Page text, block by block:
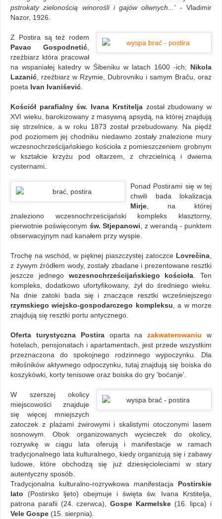
pstrokaty zielonością winorośli i gajów oliwnych...' - Vladimir
Nazor, 1926.
Z Postira są też rodem
Pavao Gospodnetić
rzeźbiarz która pracował
na wspaniałej katedry w Śibeniku w latach 1600 -ich; Nikola
Lazanić , rzeźbiarz w Rzymie, Dubrovniku i samym Braču, oraz
poeta Ivan Ivaniśević
Kościół parafialny św. Ivana Krstiteljazostał zbudowany w
XVI wieku, barokizowany z masywną apsydą, na której znajdują
się strzelnice, a w roku 1873 został przebudowany. Na piędź
pod poziomem jej chodniku niedawno zostały znalezione mury
wczesnochrześcijańskiego kościoła z pomieszczeniem grobnym
w kształcie krzyżu pod ołtarzem, z chrzcielnicą i dwiema
cysternami.
Ponad Postirami się w tej
chwili bada lokalizacja
Mirje , na której
znaleziono wczesnochrześcijański kompleks klasztorny,
pierwotnie poświęconym św. Stjepanowi , z werandą - punktem
obserwacyjnym nad kanałem przy wyspie.
Trochę na wschód, w pięknej piaszczystej zatoczce Lovrečina
z żywym źródłem wody, zostały zbadane i prezentowane resztki
jeszcze jednego wczesnochrześcijańskiego kościoła . Ten
kompleks, dodatkowo ufortyfikowany, żył do średniego wieku.
Na dnie zatoki bada się i znaczące resztki wcześniejszego
rzymskiego wiejsko-gospodarczego kompleksu , a w morze
znajdują się resztki portu antycznego.
Oferta turystyczna Postiraoparta nazakwaterowaniu w
hotelach, pensjonatach i apartamentach, jest przede wszystkim
przeznaczona do spokojnego rodzinnego wypoczynku. Dla
miłośników aktywnego odpoczynku, tutaj znajdują się boiska do
koszykówki, korty tenisowe oraz boiska do gry 'boćanje'.
W szerszej okolicy
miejscowości znajduje
się więcej mniejszych
zatoczek z plażami żwirowymi i skalistymi otoczonymi lasem
sosnowym. Obok organizowanych wycieczek do okolicy,
rozrywkę w ciągu lata oferują i manifestacje w ramach
tradycjonalnego lata kulturalnego, kiedy organizują się i zabawy
ludowe, które obchodzą się już dziesięcioleciami w stary
autentyczny sposób.
Tradycjonalna kulturalno-rozrywkowa manifestacja Postirskie
lato (Postirsko ljeto) obejmuje i święta św. Ivana Krstitelja,
patrona parafii (24. czerwca), Gospe Karmelske(16. lipca) i
Vele Gospe (15. sierpnia).